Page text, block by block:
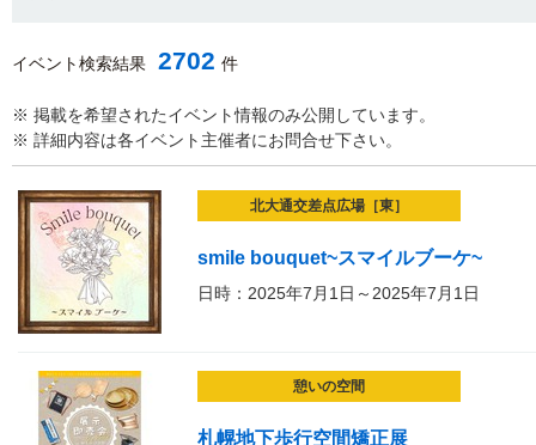
イベント検索結果 2702 件
※ 掲載を希望されたイベント情報のみ公開しています。
※ 詳細内容は各イベント主催者にお問合せ下さい。
北大通交差点広場［東］
smile bouquet~スマイルブーケ~
日時：2025年7月1日～2025年7月1日
憩いの空間
札幌地下歩行空間矯正展